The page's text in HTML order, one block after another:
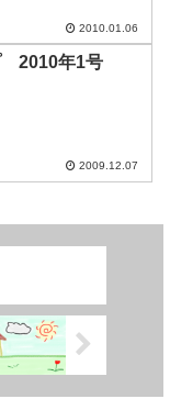
2010.01.06
2010年1号
2009.12.07